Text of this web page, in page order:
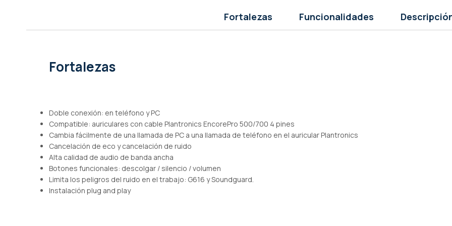
Fortalezas Funcionalidades
Fortalezas
Doble conexión: en teléfono y PC
Compatible: auriculares con cable Plantronics EncorePro 500/700 4 pines
Cambia fácilmente de una llamada de PC a una llamada de teléfono en el auricular Plantronics
Cancelación de eco y cancelación de ruido
Alta calidad de audio de banda ancha
Botones funcionales: descolgar / silencio / volumen
Limita los peligros del ruido en el trabajo: G616 y Soundguard.
Instalación plug and play